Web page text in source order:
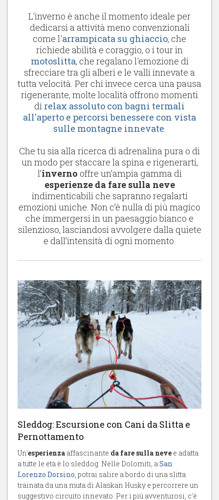
L'inverno è anche il momento ideale per
dedicarsi a attività meno convenzionali
come l'arrampicata su ghiaccio, che
richiede abilità e coraggio, o i tour in
motoslitta, che regalano l'emozione di
sfrecciare tra gli alberi e le valli innevate a
tutta velocità. Per chi invece cerca una pausa
rigenerante, molte località offrono momenti
di relax assoluto con bagni termali
all'aperto e percorsi benessere con vista
sulle montagne innevate
Che tu sia alla ricerca di adrenalina pura o di
un modo per staccare la spina e rigenerarti,
l’inverno offre un’ampia gamma di
esperienze da fare sulla neve
indimenticabili che sapranno regalarti
emozioni uniche. Non c’è nulla di più magico
che immergersi in un paesaggio bianco e
silenzioso, lasciandosi avvolgere dalla quiete
e dall’intensità di ogni momento.
Sleddog: Escursione con Cani da Slitta e
Pernottamento
Un'esperienza affascinante da fare sulla neve e adatta
a tutte le età è lo sleddog. Nelle Dolomiti, aSan
Lorenzo Dorsino, potrai salire a bordo di una slitta
trainata da una muta di Alaskan Husky e percorrere un
suggestivo circuito innevato. Per i più avventurosi, c'è